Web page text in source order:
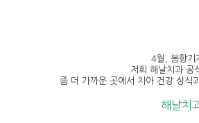
4월, 봄향기
저희 해날치과 공
좀 더 가까운 곳에서 치아 건강 상식
해날치